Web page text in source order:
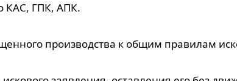
КАС, ГПК, АПК.
производства к общим правилам